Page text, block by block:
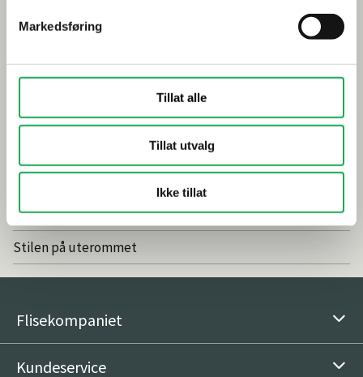
Markedsføring
Tillat alle
Tillat utvalg
Ikke tillat
Smarte tips for riktig valg av dusj
Inspirasjon
Baderomstrender 2025
Drømmeatrium med flisheller
Vedlikeholdsfritt og naturlig med fliser
Stilen på uterommet
Flisekompaniet
Kundeservice